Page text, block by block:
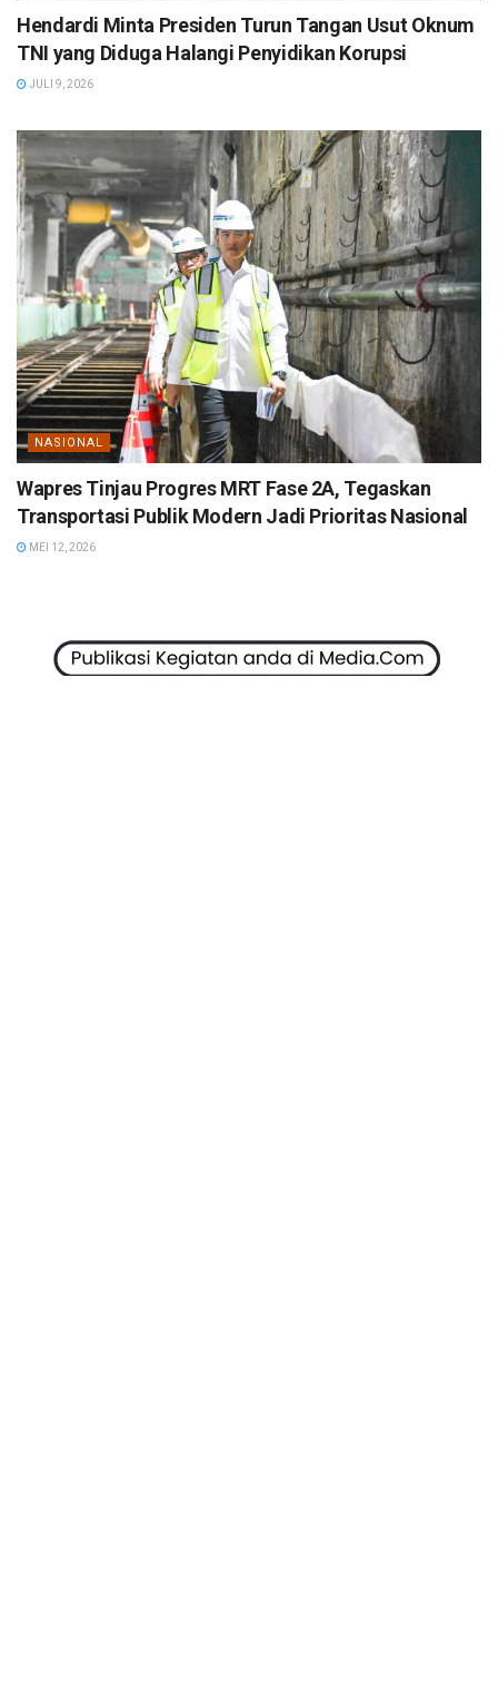
Hendardi Minta Presiden Turun Tangan Usut Oknum
TNI yang Diduga Halangi Penyidikan Korupsi
JULI 9, 2026
NASIONAL
Wapres Tinjau Progres MRT Fase 2A, Tegaskan
Transportasi Publik Modern Jadi Prioritas Nasional
MEI 12, 2026